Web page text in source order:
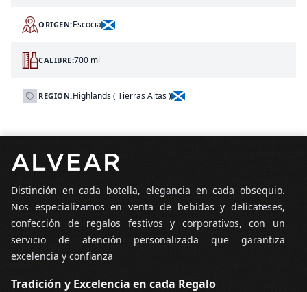
ORIGEN:Escocia
CALIBRE:700 ml
REGION:Highlands ( Tierras Altas )
Distinción en cada botella, elegancia en cada obsequio.
Nos especializamos en venta de bebidas y delicateses,
confección de regalos festivos y corporativos, con un
servicio de atención personalizada que garantiza
excelencia y confianza
Tradición y Excelencia en cada Regalo